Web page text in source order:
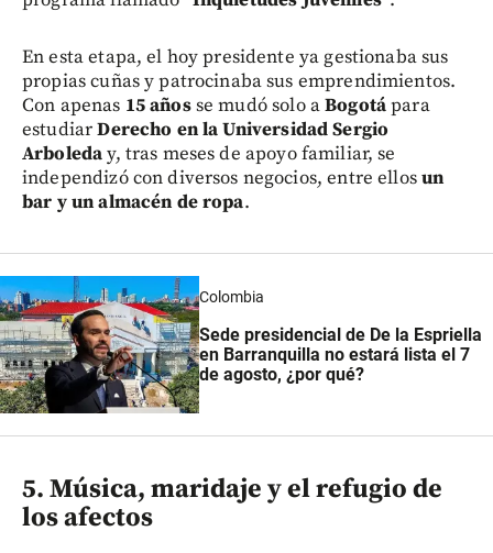
En esta etapa, el hoy presidente ya gestionaba sus
propias cuñas y patrocinaba sus emprendimientos.
Con apenas 15 añosse mudó solo aBogotápara
estudiarDerecho en la Universidad Sergio
Arboleday, tras meses de apoyo familiar, se
independizó con diversos negocios, entre ellosun
bar y un almacén de ropa.
Colombia
Sede presidencial de De la Espriella
en Barranquilla no estará lista el 7
de agosto, ¿por qué?
5. Música, maridaje y el refugio de
los afectos